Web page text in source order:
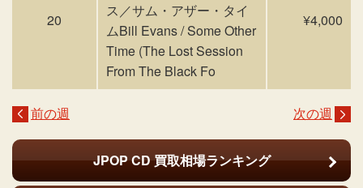
20
ス／サム・アザー・タイ
ムBill Evans / Some Other
Time (The Lost Session
From The Black Fo
¥4,000
前の週 次の週
JPOP CD買取相場ランキング